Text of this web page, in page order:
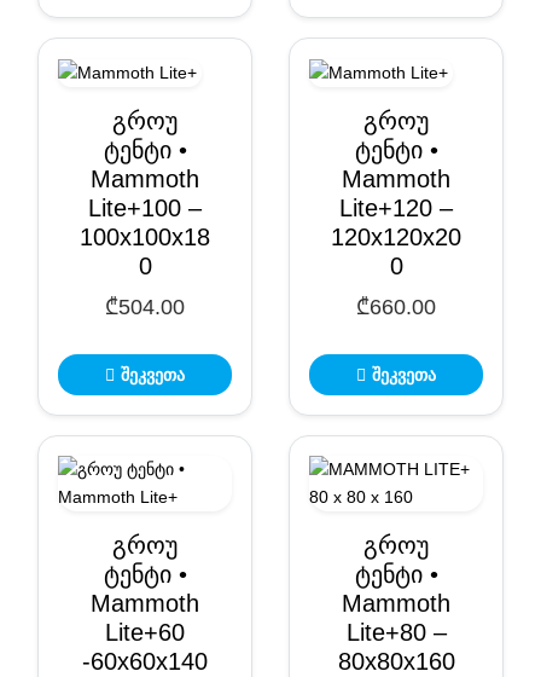
გროუ
ტენტი •
Mammoth
Lite+100 –
100x100x18
0
₾504.00
შეკვეთა
გროუ
ტენტი •
Mammoth
Lite+120 –
120x120x20
0
₾660.00
შეკვეთა
გროუ
ტენტი •
Mammoth
Lite+60
-60x60x140
გროუ
ტენტი •
Mammoth
Lite+80 –
80x80x160